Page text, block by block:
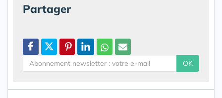
Partager
OK